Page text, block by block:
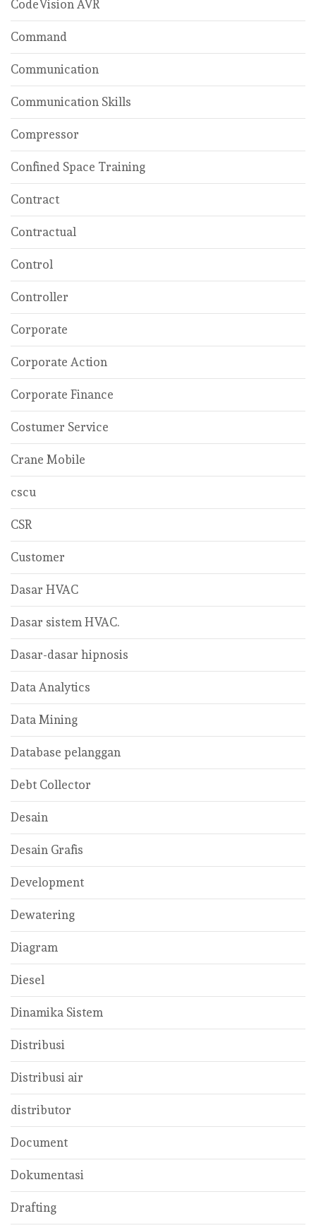
CodeVision AVR
Command
Communication
Communication Skills
Compressor
Confined Space Training
Contract
Contractual
Control
Controller
Corporate
Corporate Action
Corporate Finance
Costumer Service
Crane Mobile
cscu
CSR
Customer
Dasar HVAC
Dasar sistem HVAC.
Dasar-dasar hipnosis
Data Analytics
Data Mining
Database pelanggan
Debt Collector
Desain
Desain Grafis
Development
Dewatering
Diagram
Diesel
Dinamika Sistem
Distribusi
Distribusi air
distributor
Document
Dokumentasi
Drafting